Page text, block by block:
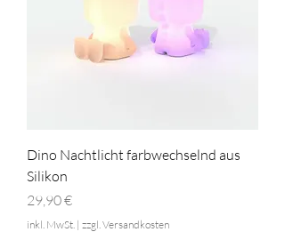
Dino Nachtlicht farbwechselnd aus
Silikon
Preis
29,90 €
inkl. MwSt. | zzgl. Versandkosten